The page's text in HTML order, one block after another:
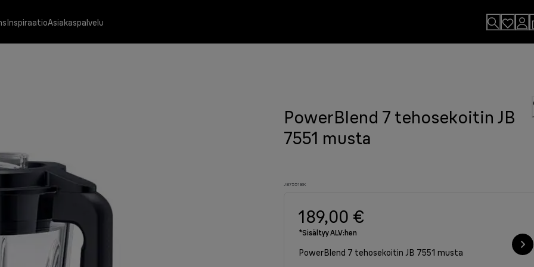
InspiraatioAsiakaspalvelu
PowerBlend 7 tehosekoitin JB
7551 musta
JB7551BK
189,00 €
*Sisältyy ALV:hen
PowerBlend 7 tehosekoitin JB 7551 musta